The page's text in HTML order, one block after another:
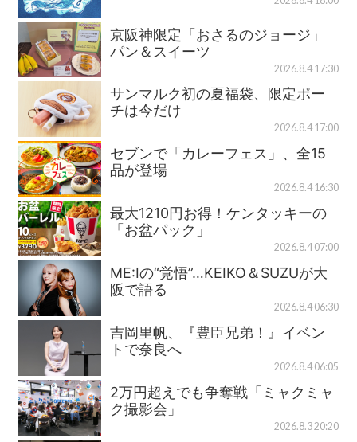
京阪神限定「おさるのジョージ」
パン＆スイーツ
2026.8.4 17:30
サンマルク初の夏福袋、限定ポー
チは今だけ
2026.8.4 17:00
セブンで「カレーフェス」、全15
品が登場
2026.8.4 16:30
最大1210円お得！ケンタッキーの
「お盆パック」
2026.8.4 07:00
ME:Iの“覚悟”…KEIKO＆SUZUが大
阪で語る
2026.8.4 06:30
吉岡里帆、『豊臣兄弟！』イベン
トで奈良へ
2026.8.4 06:05
2万円超えでも争奪戦「ミャクミャ
ク撮影会」
2026.8.3 20:20